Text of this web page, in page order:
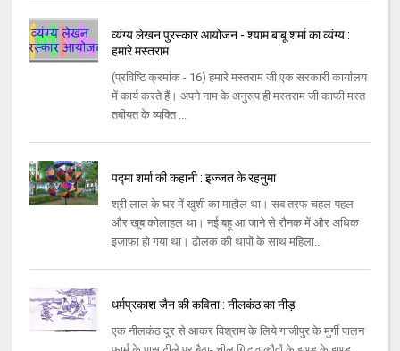
व्यंग्य लेखन पुरस्कार आयोजन - श्याम बाबू शर्मा का व्यंग्य :
हमारे मस्तराम
(प्रविष्टि क्रमांक - 16) हमारे मस्तराम जी एक सरकारी कार्यालय
में कार्य करते हैं। अपने नाम के अनुरूप ही मस्तराम जी काफी मस्त
तबीयत के व्यक्ति ...
पद्मा शर्मा की कहानी : इज्जत के रहनुमा
श्री लाल के घर में खुशी का माहौल था। सब तरफ चहल-पहल
और खूब कोलाहल था। नई बहू आ जाने से रौनक में और अधिक
इजाफा हो गया था। ढोलक की थापों के साथ महिला...
धर्मप्रकाश जैन की कविता : नीलकंठ का नीड़
एक नीलकंठ दूर से आकर विश्राम के लिये गाजीपुर के मुर्गी पालन